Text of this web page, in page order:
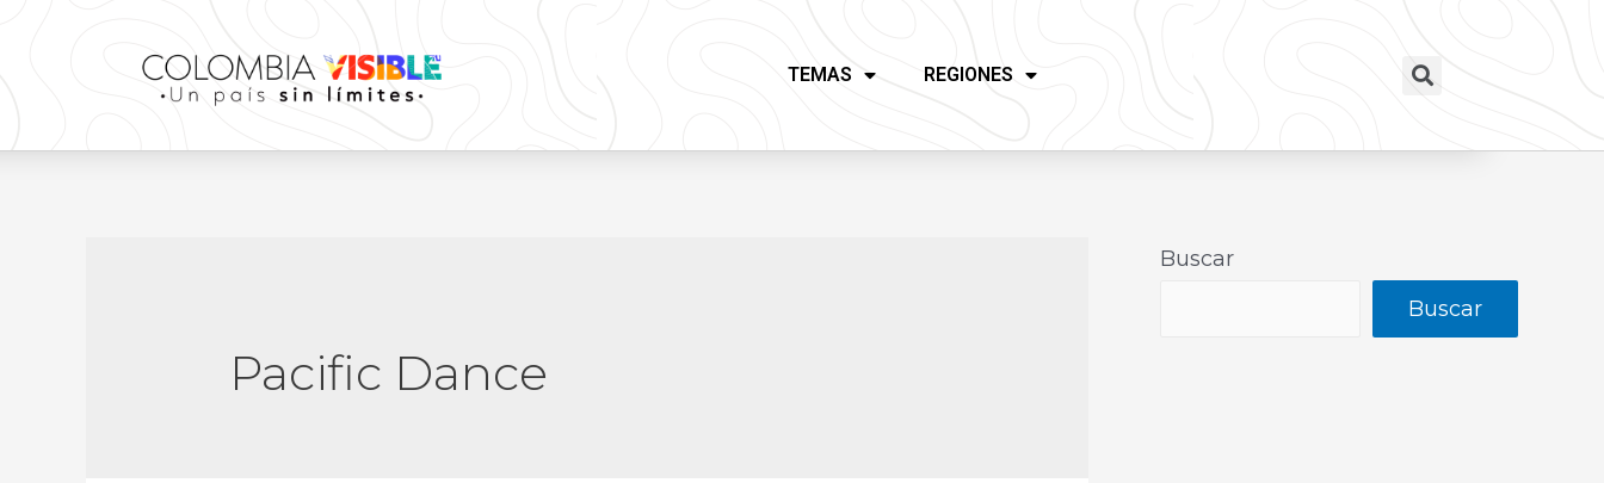
TEMAS REGIONES
Pacific Dance
Buscar
Buscar